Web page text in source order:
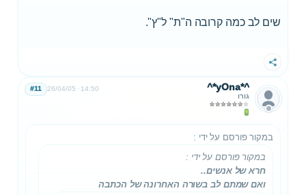
שים לב כמה קרובה ה"ת" ל"ץ".
שתף
^*yOna*^
גורו
26/04/05 14:50
#11
במקור פורסם על ידי :
במקור פורסם על ידי :
חרא של אנשים..
ואם שמתם לב בשורה האחרונה של הכתבה